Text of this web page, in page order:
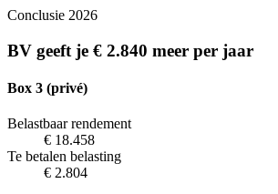
Conclusie 2026
BV geeft je € 2.840 meer per jaar
Box 3 (privé)
Belastbaar rendement
€ 18.458
Te betalen belasting
€ 2.804